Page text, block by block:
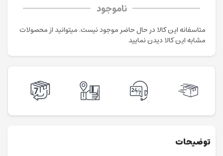
ناموجود
متاسفانه این کالا در حال حاضر موجود نیست. می‍توانید از محصولات
مشابه این کالا دیدن نمایید
توضیحات